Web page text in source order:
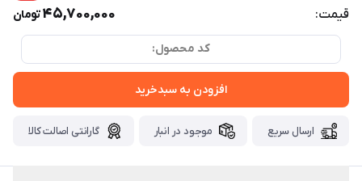
قیمت: 45,700,000تومان
کد محصول:
افزودن به سبدخرید
ارسال سریع موجود در انبار گارانتی اصالت کالا